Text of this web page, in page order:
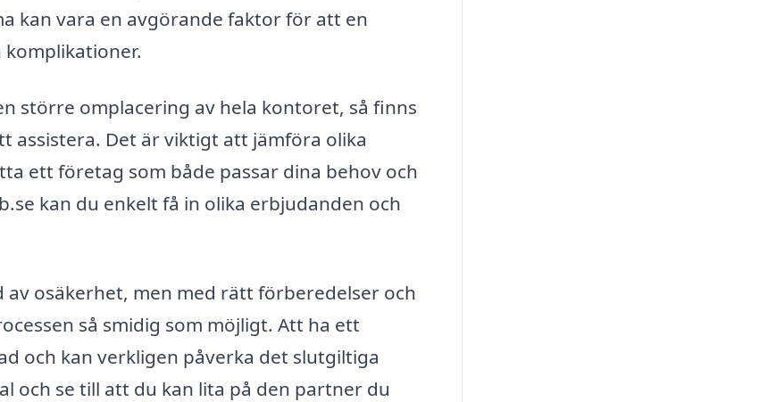
kan vara en avgörande faktor för att en
större omplacering av hela kontoret, så finns
assistera. Det är viktigt att jämföra olika
ett företag som både passar dina behov och
kan du enkelt få in olika erbjudanden och
osäkerhet, men med rätt förberedelser och
så smidig som möjligt. Att ha ett
och kan verkligen påverka det slutgiltiga
och se till att du kan lita på den partner du